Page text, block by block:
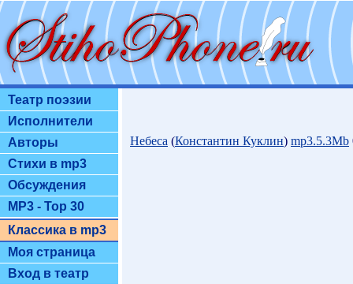
Театр поэзии
Исполнители
Авторы
Стихи в mp3
Обсуждения
MP3 - Top 30
Классика в mp3
Моя страница
Вход в театр
Небеса (Константин Куклин) mp3.5.3Mb